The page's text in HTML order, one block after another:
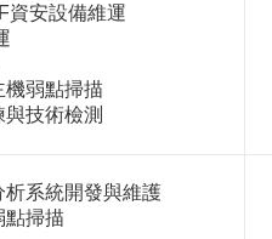
資安設備維運
弱點掃描
技術檢測
系統開發與維護
點掃描